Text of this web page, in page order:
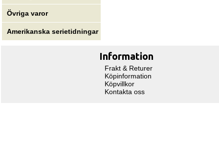
Övriga varor
Amerikanska serietidningar
Information
Frakt & Returer
Köpinformation
Köpvillkor
Kontakta oss